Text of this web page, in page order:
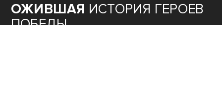
ОЖИВШАЯ ИСТОРИЯ ГЕРОЕВ
ПОБЕДЫ